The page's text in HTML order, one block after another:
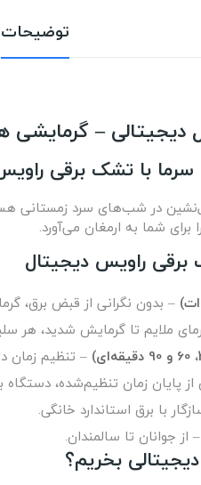
توضیحات
– گرمایشی
با تشک برقی
در شب‌های سرد زمستانی
شما به ارمغان می‌آورد.
راویس دیجیتال
– بدون نگرانی از قبض برق،
ملایم تا گرمایش شدید، هر
– تنظیم زمان
پایان زمان تنظیم‌شده،
با برق استاندارد خانگی.
– از جوانان تا سالمندان.
بخریم؟